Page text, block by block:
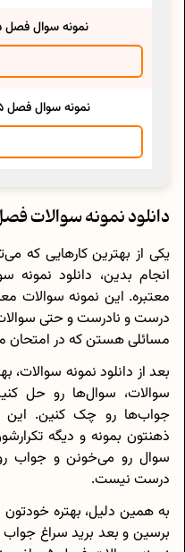
نمونه سوال فصل 5 ریاضی نهم (سری دوم)
نمونه سوال فصل 5 ریاضی نهم (سری سوم)
دانلود نمونه سوالات فصل 5 ریاضی
یکی از بهترین کارهایی که
معتبره. این نمونه سوالات
درست و نادرست و حتی
مسائلی هستن که در امتحان
بعد از دانلود نمونه سوالات،
سوالات، سوال‌ها رو حل
جواب‌ها رو چک کنین. این
ذهنتون بمونه و دیگه
سوال رو می‌خونن و جواب
درست نیست.
به همین دلیل، بهتره
برسین و بعد برید سراغ